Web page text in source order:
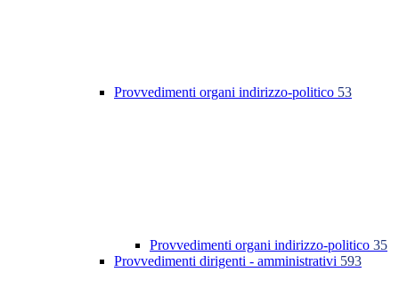
Provvedimenti organi indirizzo-politico 53
Provvedimenti organi indirizzo-politico 35
Provvedimenti dirigenti - amministrativi 593